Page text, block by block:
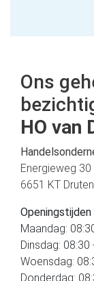
Ons
HO van
Energieweg 30
6651 KT Druten
Maandag:
Dinsdag: 08:30
Woensdag:
Donderdag: